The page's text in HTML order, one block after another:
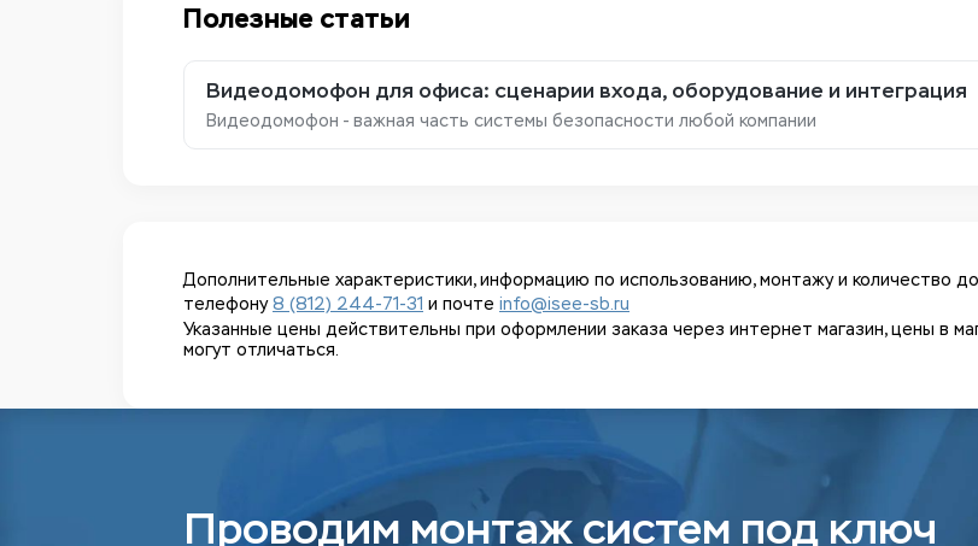
Полезные статьи
Видеодомофон для офиса: сценарии входа, оборудование и интеграция
Видеодомофон - важная часть системы безопасности любой компании
Дополнительные характеристики, информацию по использованию, монтажу и количество
телефону8 (812) 244-71-31 и почте info@isee-sb.ru
Указанные цены действительны при оформлении заказа через интернет магазин, цены в
могут отличаться.
Проводим монтаж систем под ключ